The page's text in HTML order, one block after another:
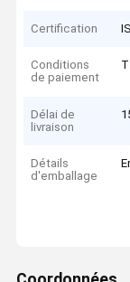
Certification
Conditions
de paiement
Délai de
livraison
Détails
d'emballage